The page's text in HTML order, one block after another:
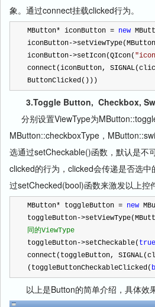
象。通过connect挂载clicked行为。
MButton* iconButton = new
iconButton->
iconButton->setIcon(QIcon( "
connect(iconButton,
ButtonClicked()))
3.Toggle Button, Checkbox,
分别设置ViewType为
MButton::checkboxType，
选通过setCheckable()函数，默认是不
clicked的行为，clicked会传递是否选中
过setChecked(bool)函数来激发以上控
MButton* toggleButton = new
toggleButton->
同的ViewType
toggleButton->setCheckable( true
connect(toggleButton,
(toggleButtonCheckableClicked(
以上是Button的简单介绍，具体效